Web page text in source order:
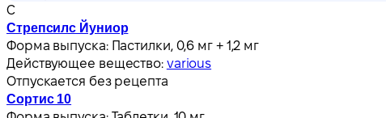
С
Стрепсилс Йуниор
Форма выпуска: Пастилки, 0,6 мг + 1,2 мг
Действующее вещество: various
Отпускается без рецепта
Сортис 10